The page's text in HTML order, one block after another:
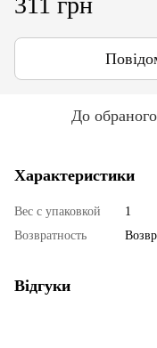
До обраного
Характеристики
Вес с упаковкой
1
Возвратность
Відгуки